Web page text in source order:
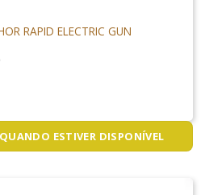
RAPID ELECTRIC GUN
ESTIVER DISPONÍVEL